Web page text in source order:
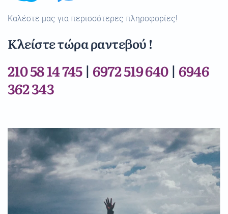
Καλέστε μας για περισσότερες πληροφορίες!
Κλείστε τώρα ραντεβού !
210 58 14 745| 6972 519 640| 6946
362 343